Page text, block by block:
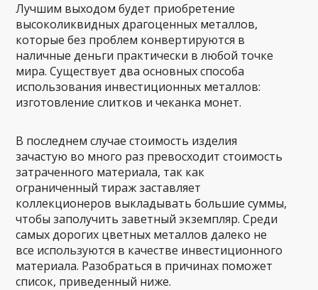
Лучшим выходом будет приобретение
высоколиквидных драгоценных металлов,
которые без проблем конвертируются в
наличные деньги практически в любой точке
мира. Существует два основных способа
использования инвестиционных металлов:
изготовление слитков и чеканка монет.
В последнем случае стоимость изделия
зачастую во много раз превосходит стоимость
затраченного материала, так как
ограниченный тираж заставляет
коллекционеров выкладывать большие суммы,
чтобы заполучить заветный экземпляр. Среди
самых дорогих цветных металлов далеко не
все используются в качестве инвестиционного
материала. Разобраться в причинах поможет
список, приведенный ниже.